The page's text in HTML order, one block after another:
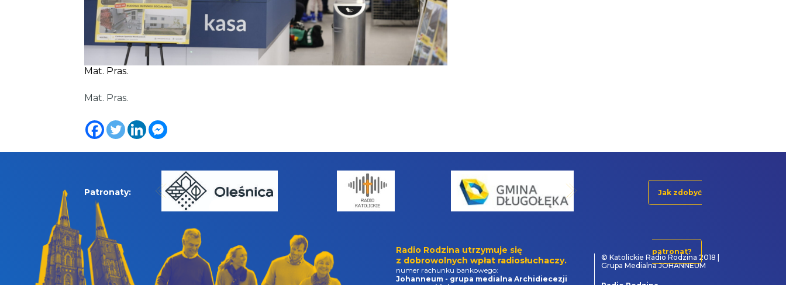
Mat. Pras.
Mat. Pras.
Patronaty: Jak zdobyć
patronat?
Radio Rodzina utrzymuje się
z dobrowolnych wpłat radiosłuchaczy.
numer rachunku bankowego:
Johanneum - grupa medialna Archidiecezji
© Katolickie Radio Rodzina 2018 |
Grupa Medialna JOHANNEUM